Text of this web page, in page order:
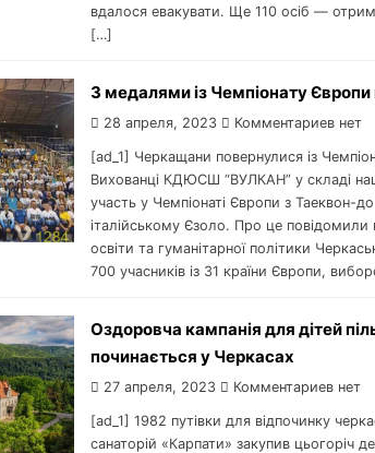
вдалося евакувати. Ще 110 осіб —
[…]
З медалями із Чемпіонату
28 апреля, 2023 Комментариев нет
[ad_1] Черкащани повернулися із
Вихованці КДЮСШ “ВУЛКАН” у складі
участь у Чемпіонаті Європи з Таеквон-
італійському Єзоло. Про це
освіти та гуманітарної політики
700 учасників із 31 країни Європи,
Оздоровча кампанія для дітей
починається у Черкасах
27 апреля, 2023 Комментариев нет
[ad_1] 1982 путівки для відпочинку
санаторій «Карпати» закупив цьогоріч